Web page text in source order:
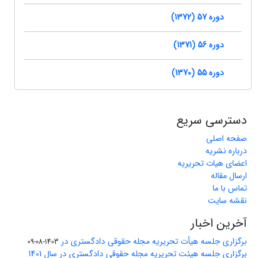
دوره 57 (1372)
دوره 56 (1371)
دوره 55 (1370)
دسترسی سریع
صفحه اصلی
درباره نشریه
اعضای هیات تحریریه
ارسال مقاله
تماس با ما
نقشه سایت
آخرین اخبار
برگزاری جلسه هیأت تحریریه مجله حقوقی دادگستری در 1403-08-09
برگزاری جلسه هیئت تحریریه مجله حقوقی دادگستری در سال 1401